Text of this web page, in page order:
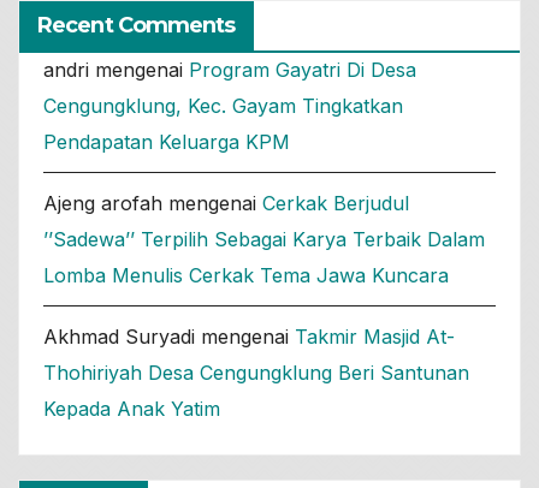
Recent Comments
andri mengenai Program Gayatri Di Desa
Cengungklung, Kec. Gayam Tingkatkan
Pendapatan Keluarga KPM
Ajeng arofah mengenai Cerkak Berjudul
’’Sadewa’’ Terpilih Sebagai Karya Terbaik Dalam
Lomba Menulis Cerkak Tema Jawa Kuncara
Akhmad Suryadi mengenai Takmir Masjid At-
Thohiriyah Desa Cengungklung Beri Santunan
Kepada Anak Yatim